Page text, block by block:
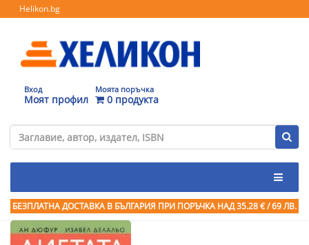
Helikon.bg
Вход
Моят профил
Моята поръчка
0 продукта
БЕЗПЛАТНА ДОСТАВКА В БЪЛГАРИЯ ПРИ ПОРЪЧКА НАД 35.28 € / 69 ЛВ.